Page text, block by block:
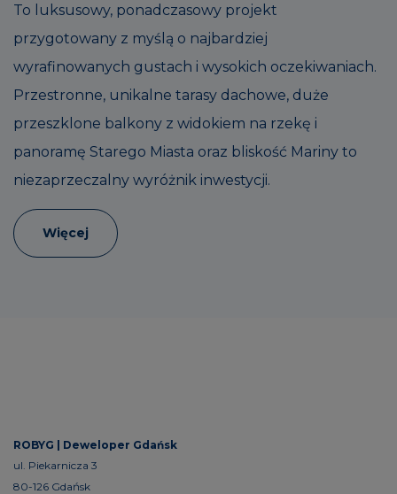
To luksusowy, ponadczasowy projekt
przygotowany z myślą o najbardziej
wyrafinowanych gustach i wysokich oczekiwaniach.
Przestronne, unikalne tarasy dachowe, duże
przeszklone balkony z widokiem na rzekę i
panoramę Starego Miasta oraz bliskość Mariny to
niezaprzeczalny wyróżnik inwestycji.
Więcej
ROBYG | Deweloper Gdańsk
ul. Piekarnicza 3
80-126 Gdańsk